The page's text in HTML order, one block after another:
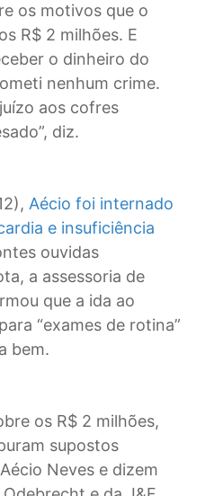
os motivos que o
R$ 2 milhões. E
o dinheiro do
nenhum crime.
aos cofres
diz.
Aécio foi internado
e insuficiência
ouvidas
a assessoria de
que a ida ao
“exames de rotina”
bem.
os R$ 2 milhões,
supostos
Neves e dizem